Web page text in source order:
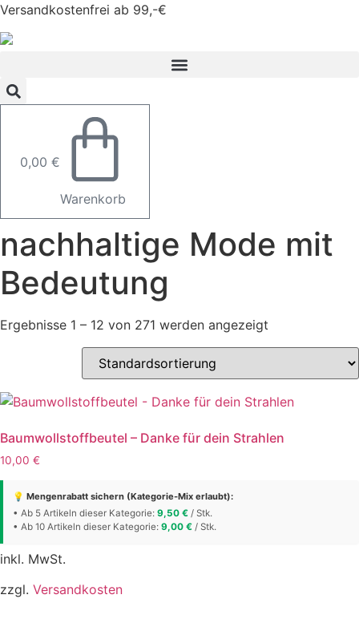
Zum
Inhalt
springen
Versandkostenfrei ab 99,-€
0,00 €
Warenkorb
nachhaltige Mode mit
Bedeutung
Ergebnisse 1 – 12 von 271 werden angezeigt
Baumwollstoffbeutel – Danke für dein Strahlen
10,00 €
💡 Mengenrabatt sichern (Kategorie-Mix erlaubt):
• Ab 5 Artikeln dieser Kategorie: 9,50 € / Stk.
• Ab 10 Artikeln dieser Kategorie: 9,00 € / Stk.
inkl. MwSt.
zzgl. Versandkosten